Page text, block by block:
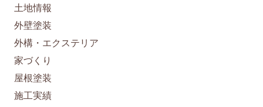
土地情報
外壁塗装
外構・エクステリア
家づくり
屋根塗装
施工実績